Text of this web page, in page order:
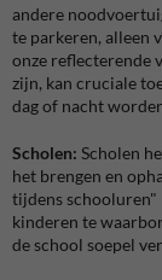
andere
te parkeren, alleen
onze reflecterende
zijn, kan cruciale
dag of nacht
Scholen: Scholen
het brengen en
tijdens schooluren"
kinderen te
de school soepel